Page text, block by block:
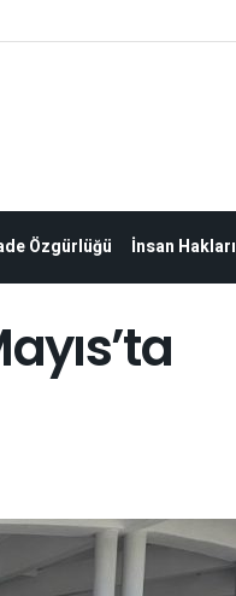
Özgürlüğü İnsan Hakları